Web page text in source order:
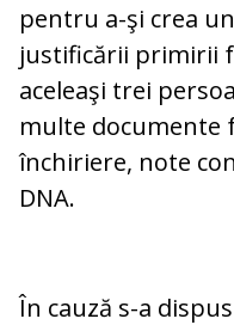
pentru a-şi crea
justificării primirii
aceleaşi trei
multe documente
închiriere, note
DNA.
În cauză s-a